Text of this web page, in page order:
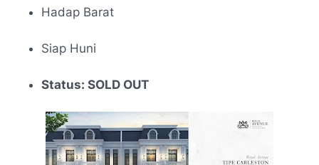
Hadap Barat
Siap Huni
Status: SOLD OUT